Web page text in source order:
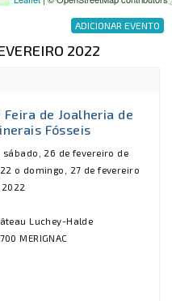
ADICIONAR EVENTO
2022
Feira de Joalheria de
Fósseis
sábado, 26 de fevereiro de
o domingo, 27 de fevereiro
2022
Luchey-Halde
MERIGNAC